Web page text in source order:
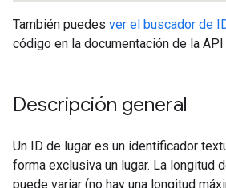
También puedes ver el buscador de
código en la documentación de la
Descripción general
Un ID de lugar es un identificador
forma exclusiva un lugar. La longitud
puede variar (no hay una longitud